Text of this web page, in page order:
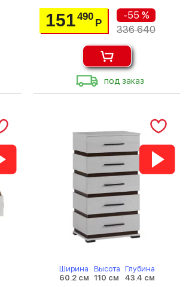
151490
Р
-55 %
336 640
под заказ
Ширина
60.2 см
Высота
110 см
Глубина
43.4 см